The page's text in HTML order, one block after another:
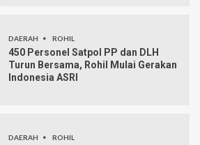
DAERAH ROHIL
450 Personel Satpol PP dan DLH
Turun Bersama, Rohil Mulai Gerakan
Indonesia ASRI
DAERAH ROHIL